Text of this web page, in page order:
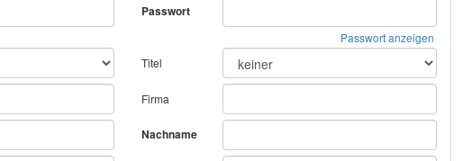
Passwort
Passwort anzeigen
Titel
Firma
Nachname